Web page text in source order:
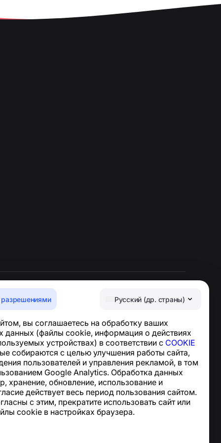
разрешениями Русский (др. страны)
вы соглашаетесь на обработку ваших
данных (файлы cookie, информация о действиях
устройствах) в соответствии с COOKIE
собираются с целью улучшения работы сайта,
пользователей и управления рекламой, в том
Google Analytics. Обработка данных
хранение, обновление, использование и
действует весь период пользования сайтом.
с этим, прекратите использовать сайт или
cookie в настройках браузера.
Новости и статьи
О проекте
Контакты